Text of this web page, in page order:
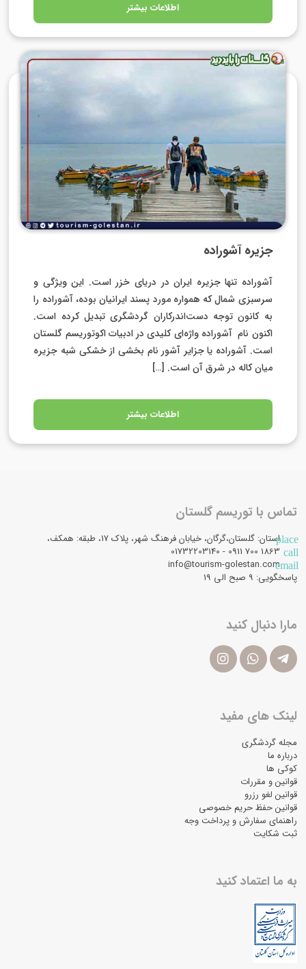
اطلاعات بیشتر
جزیره آشوراده
آشوراده تنها جزیره ایران در دریای خزر است. این ویژگی و
سرسبزی شمال که همواره مورد پسند ایرانیان بوده، آشوراده را
به کانون توجه دست‌اندرکاران گردشگری تبدیل کرده است.
اکنون نام آشوراده واژه‌ای کلیدی در ادبیات اکوتوریسم گلستان
است. آشوراده یا جزایر آشور نام بخشی از خشکی شبه جزیره
میان کاله در شرق آن است. […]
اطلاعات بیشتر
تماس با توریسم گلستان
placeاستان: گلستان،گرگان، خیابان فرهنگ شهر، پلاک 17، طبقه: همکف،
call
email
info@tourism-golestan.com
پاسخگویی: ۹ صبح الی 19
مارا دنبال کنید
لینک های مفید
مجله گردشگری
درباره ما
کوکی ها
قوانین و مقررات
قوانین لغو رزرو
قوانین حفظ حریم خصوصی
راهنمای سفارش و پرداخت وجه
ثبت شکایت
به ما اعتماد کنید